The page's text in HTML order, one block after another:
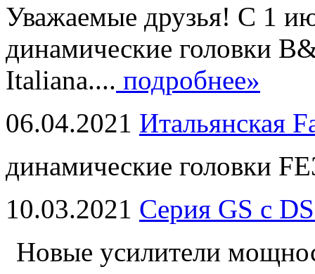
Уважаемые друзья! С 1
динамические головки
Italiana.... подробнее»
06.04.2021 Итальянская
динамические головки
10.03.2021 Серия GS с
Новые усилители